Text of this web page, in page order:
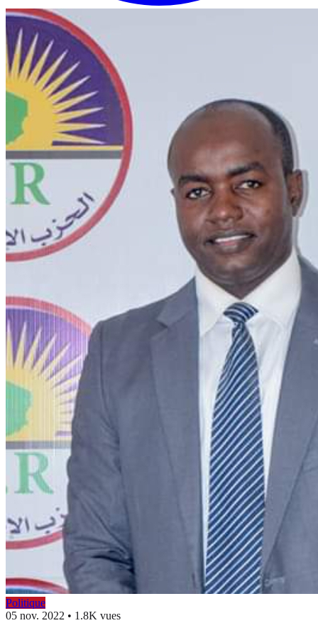
Politique
05 nov. 2022 • 1.8K vues